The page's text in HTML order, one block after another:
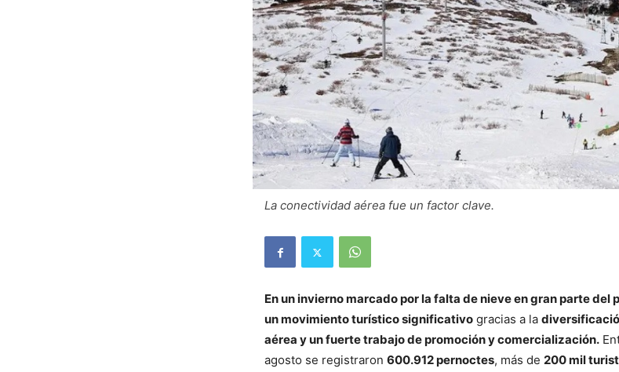
La conectividad aérea fue un factor clave.
En un invierno marcado por la falta de nieve en gran parte del
un movimiento turístico significativo gracias a la
aérea y un fuerte trabajo de promoción y comercialización.
agosto se registraron 600.912 pernoctes, más de 200 mil